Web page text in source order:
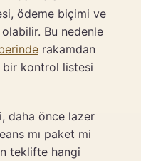
ödeme biçimi ve
Bu nedenle
rakamdan
bir kontrol listesi
daha önce lazer
mı paket mi
teklifte hangi